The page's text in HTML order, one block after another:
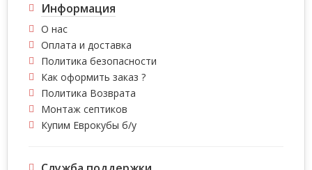
Информация
О нас
Оплата и доставка
Политика безопасности
Как оформить заказ ?
Политика Возврата
Монтаж септиков
Купим Еврокубы б/у